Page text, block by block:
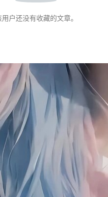
用户还没有收藏的文章。